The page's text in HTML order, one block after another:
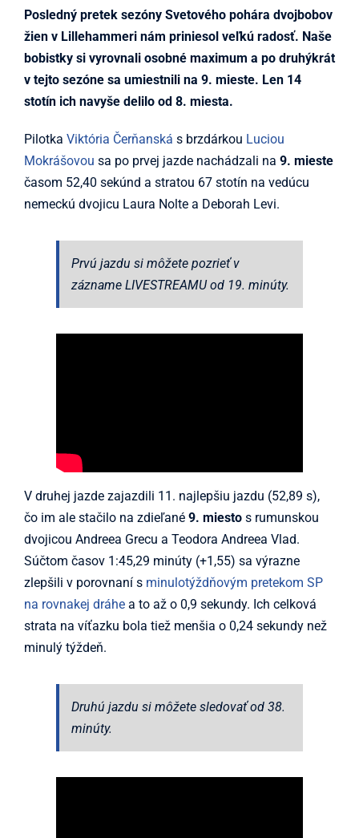
Posledný pretek sezóny Svetového pohára dvojbobov
žien v Lillehammeri nám priniesol veľkú radosť. Naše
bobistky si vyrovnali osobné maximum a po druhýkrát
v tejto sezóne sa umiestnili na 9. mieste. Len 14
stotín ich navyše delilo od 8. miesta.
Pilotka Viktória Čerňanská s brzdárkou Luciou
Mokrášovou sa po prvej jazde nachádzali na 9. mieste
časom 52,40 sekúnd a stratou 67 stotín na vedúcu
nemeckú dvojicu Laura Nolte a Deborah Levi.
Prvú jazdu si môžete pozrieť v
zázname LIVESTREAMU od 19. minúty.
V druhej jazde zajazdili 11. najlepšiu jazdu (52,89 s),
čo im ale stačilo na zdieľané 9. miestos rumunskou
dvojicou Andreea Grecu a Teodora Andreea Vlad.
Súčtom časov 1:45,29 minúty (+1,55) sa výrazne
zlepšili v porovnaní s minulotýždňovým pretekom SP
na rovnakej dráhea to až o 0,9 sekundy. Ich celková
strata na víťazku bola tiež menšia o 0,24 sekundy než
minulý týždeň.
Druhú jazdu si môžete sledovať od 38.
minúty.